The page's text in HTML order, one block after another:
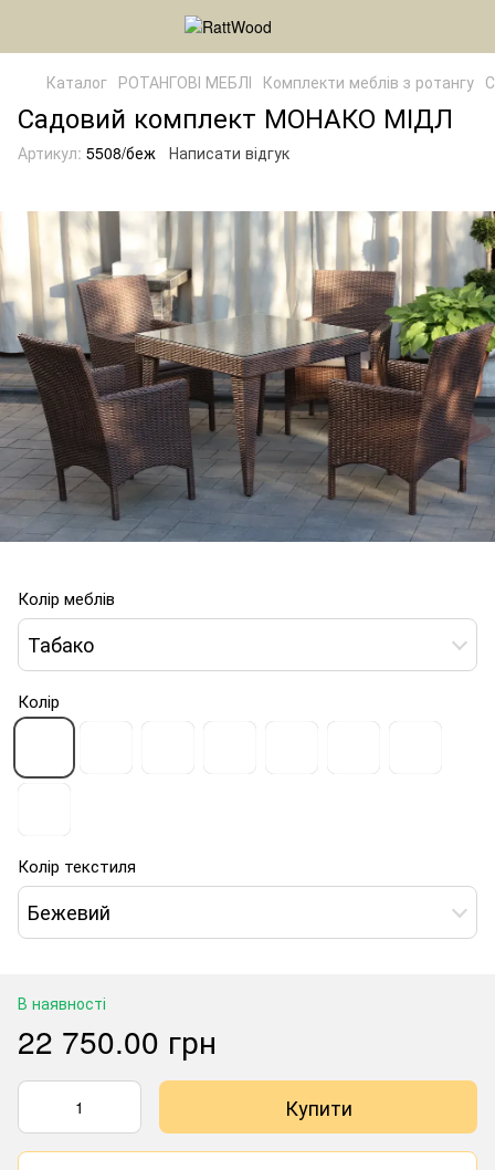
Каталог РОТАНГОВІ МЕБЛІ Комплекти меблів з ротангу
Садовий комплект МОНАКО МІДЛ
Артикул: 5508/беж Написати відгук
Колір меблів
Табако
Колір
Колір текстиля
Бежевий
В наявності
22 750.00 грн
Купити